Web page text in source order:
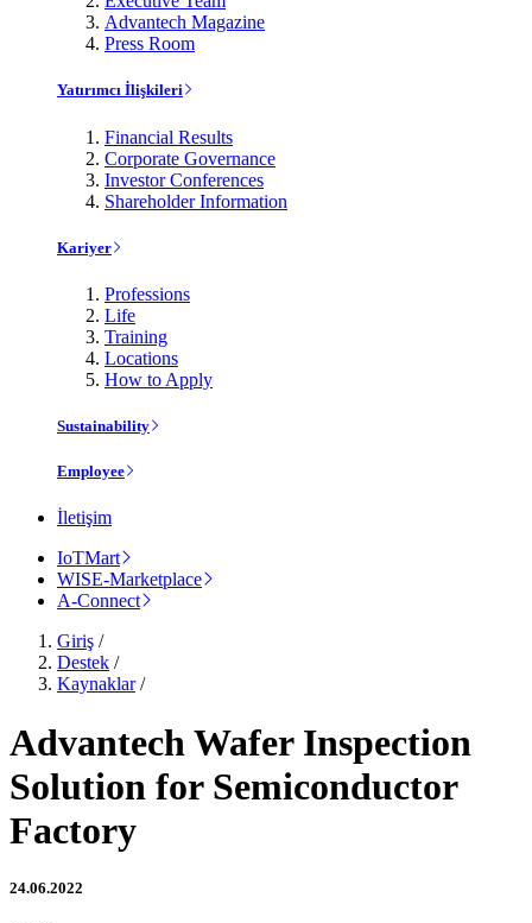
Advantech Magazine
Press Room
Yatırımcı İlişkileri
Financial Results
Corporate Governance
Investor Conferences
Shareholder Information
Kariyer
Professions
Life
Training
Locations
How to Apply
Sustainability
Employee
İletişim
IoTMart
WISE-Marketplace
A-Connect
Giriş /
Destek /
Kaynaklar/
Advantech Wafer Inspection
Solution for Semiconductor
Factory
24.06.2022